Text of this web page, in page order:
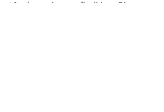
✅ Opciones de pago flexibles – Planes